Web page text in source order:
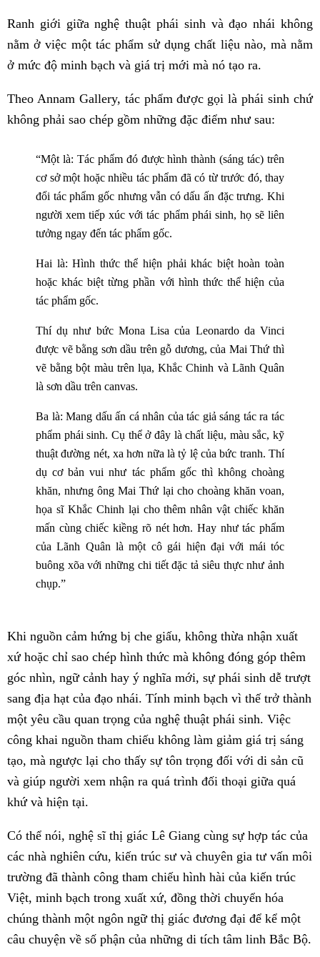
Ranh giới giữa nghệ thuật phái sinh và đạo nhái không
nằm ở việc một tác phẩm sử dụng chất liệu nào, mà nằm
ở mức độ minh bạch và giá trị mới mà nó tạo ra.
Theo Annam Gallery, tác phẩm được gọi là phái sinh chứ
không phải sao chép gồm những đặc điểm như sau:
“Một là: Tác phẩm đó được hình thành (sáng tác) trên
cơ sở một hoặc nhiều tác phẩm đã có từ trước đó, thay
đổi tác phẩm gốc nhưng vẫn có dấu ấn đặc trưng. Khi
người xem tiếp xúc với tác phẩm phái sinh, họ sẽ liên
tưởng ngay đến tác phẩm gốc.
Hai là: Hình thức thể hiện phải khác biệt hoàn toàn
hoặc khác biệt từng phần với hình thức thể hiện của
tác phẩm gốc.
Thí dụ như bức Mona Lisa của Leonardo da Vinci
được vẽ bằng sơn dầu trên gỗ dương, của Mai Thứ thì
vẽ bằng bột màu trên lụa, Khắc Chinh và Lãnh Quân
là sơn dầu trên canvas.
Ba là: Mang dấu ấn cá nhân của tác giả sáng tác ra tác
phẩm phái sinh. Cụ thể ở đây là chất liệu, màu sắc, kỹ
thuật đường nét, xa hơn nữa là tỷ lệ của bức tranh. Thí
dụ cơ bản vui như tác phẩm gốc thì không choàng
khăn, nhưng ông Mai Thứ lại cho choàng khăn voan,
họa sĩ Khắc Chinh lại cho thêm nhân vật chiếc khăn
mấn cùng chiếc kiềng rõ nét hơn. Hay như tác phẩm
của Lãnh Quân là một cô gái hiện đại với mái tóc
buông xõa với những chi tiết đặc tả siêu thực như ảnh
chụp.”
Khi nguồn cảm hứng bị che giấu, không thừa nhận xuất
xứ hoặc chỉ sao chép hình thức mà không đóng góp thêm
góc nhìn, ngữ cảnh hay ý nghĩa mới, sự phái sinh dễ trượt
sang địa hạt của đạo nhái. Tính minh bạch vì thế trở thành
một yêu cầu quan trọng của nghệ thuật phái sinh. Việc
công khai nguồn tham chiếu không làm giảm giá trị sáng
tạo, mà ngược lại cho thấy sự tôn trọng đối với di sản cũ
và giúp người xem nhận ra quá trình đối thoại giữa quá
khứ và hiện tại.
Có thể nói, nghệ sĩ thị giác Lê Giang cùng sự hợp tác của
các nhà nghiên cứu, kiến trúc sư và chuyên gia tư vấn môi
trường đã thành công tham chiếu hình hài của kiến trúc
Việt, minh bạch trong xuất xứ, đồng thời chuyển hóa
chúng thành một ngôn ngữ thị giác đương đại để kể một
câu chuyện về số phận của những di tích tâm linh Bắc Bộ.